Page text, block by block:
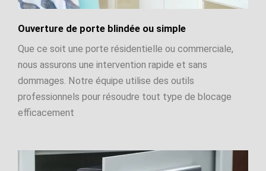
Ouverture de porte blindée ou simple
Que ce soit une porte résidentielle ou commerciale,
nous assurons une intervention rapide et sans
dommages. Notre équipe utilise des outils
professionnels pour résoudre tout type de blocage
efficacement